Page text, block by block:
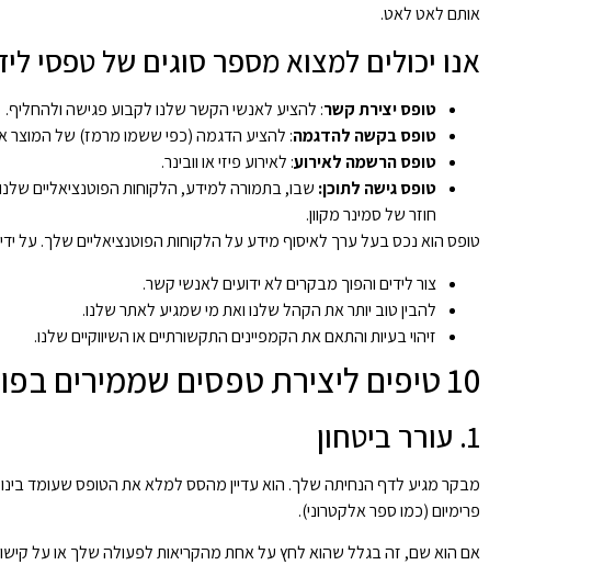
אותם לאט לאט.
אנו יכולים למצוא מספר סוגים של טפסי
טופס יצירת קשר: להציע לאנשי הקשר שלנו לקבוע פגישה ולהחליף.
טופס בקשה להדגמה: להציע הדגמה (כפי ששמו מרמז) של המוצר
טופס הרשמה לאירוע: לאירוע פיזי או וובינר.
טופס גישה לתוכן: שבו, בתמורה למידע, הלקוחות הפוטנציאליים
חוזר של סמינר מקוון.
טופס הוא נכס בעל ערך לאיסוף מידע על הלקוחות הפוטנציאליים שלך. על
צור לידים והפוך מבקרים לא ידועים לאנשי קשר.
להבין טוב יותר את הקהל שלנו ואת מי שמגיע לאתר שלנו.
זיהוי בעיות והתאם את הקמפיינים התקשורתיים או השיווקיים שלנו.
10 טיפים ליצירת טפסים שממירים בפועל
1. עורר ביטחון
מבקר מגיע לדף הנחיתה שלך. הוא עדיין מהסס למלא את הטופס שעומד בינו
פרימיום (כמו ספר אלקטרוני).
אם הוא שם, זה בגלל שהוא לחץ על אחת מהקריאות לפעולה שלך או על